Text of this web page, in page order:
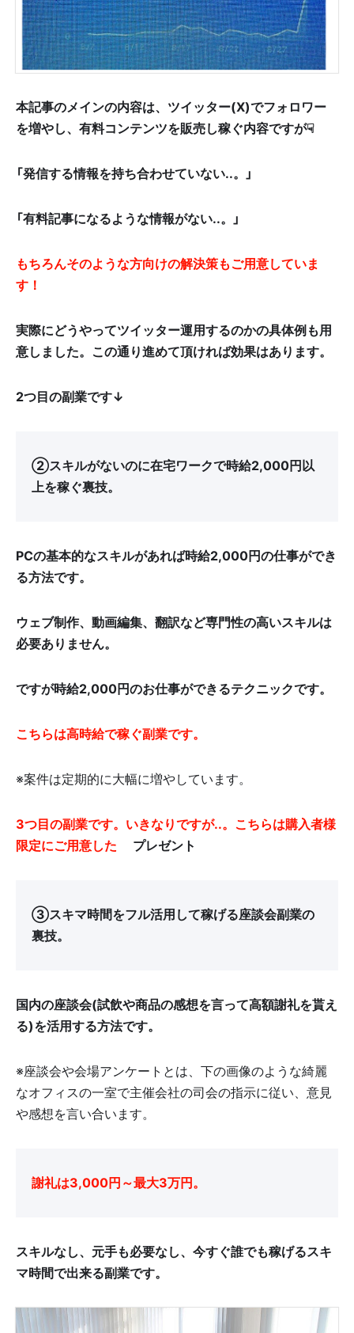
本記事のメインの内容は、ツイッター(X)でフォロワー
を増やし、有料コンテンツを販売し稼ぐ内容ですが☟
「発信する情報を持ち合わせていない..。」
「有料記事になるような情報がない..。 」
もちろんそのような方向けの解決策もご用意していま
す！
実際にどうやってツイッター運用するのかの具体例も用
意しました。この通り進めて頂ければ効果はあります。
2つ目の副業です↓
②スキルがないのに在宅ワークで時給2,000円以
上を稼ぐ裏技。
PCの基本的なスキルがあれば時給2,000円の仕事ができ
る方法です。
ウェブ制作、動画編集、翻訳など専門性の高いスキルは
必要ありません。
ですが時給2,000円のお仕事ができるテクニックです。
こちらは高時給で稼ぐ副業です。
※案件は定期的に大幅に増やしています。
3つ目の副業です。 いきなりですが..。 こちらは購入者様
限定にご用意した 🎁プレゼント
③スキマ時間をフル活用して稼げる座談会副業の
裏技。
国内の座談会(試飲や商品の感想を言って高額謝礼を貰え
る)を活用する方法です。
※座談会や会場アンケートとは、下の画像のような綺麗
なオフィスの一室で主催会社の司会の指示に従い、意見
や感想を言い合います。
謝礼は3,000円～最大3万円。
スキルなし、元手も必要なし、今すぐ誰でも稼げるスキ
マ時間で出来る副業です。